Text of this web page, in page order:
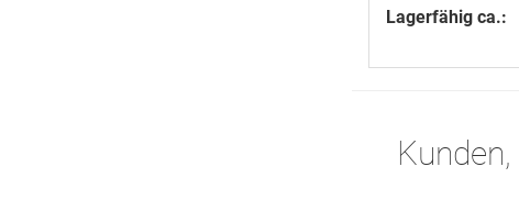
Lagerfähig ca.: